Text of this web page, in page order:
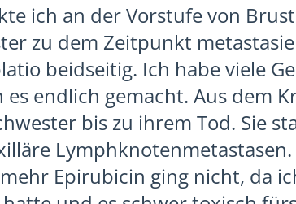
ich an der Vorstufe von
zu dem Zeitpunkt
beidseitig. Ich habe viele
endlich gemacht. Aus dem
bis zu ihrem Tod. Sie
Lymphknotenmetastasen.
Epirubicin ging nicht, da